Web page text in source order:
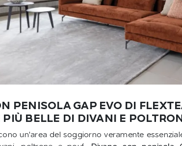
PENISOLA GAP EVO DI
PIÙ BELLE DI DIVANI E
un'area del soggiorno veramente